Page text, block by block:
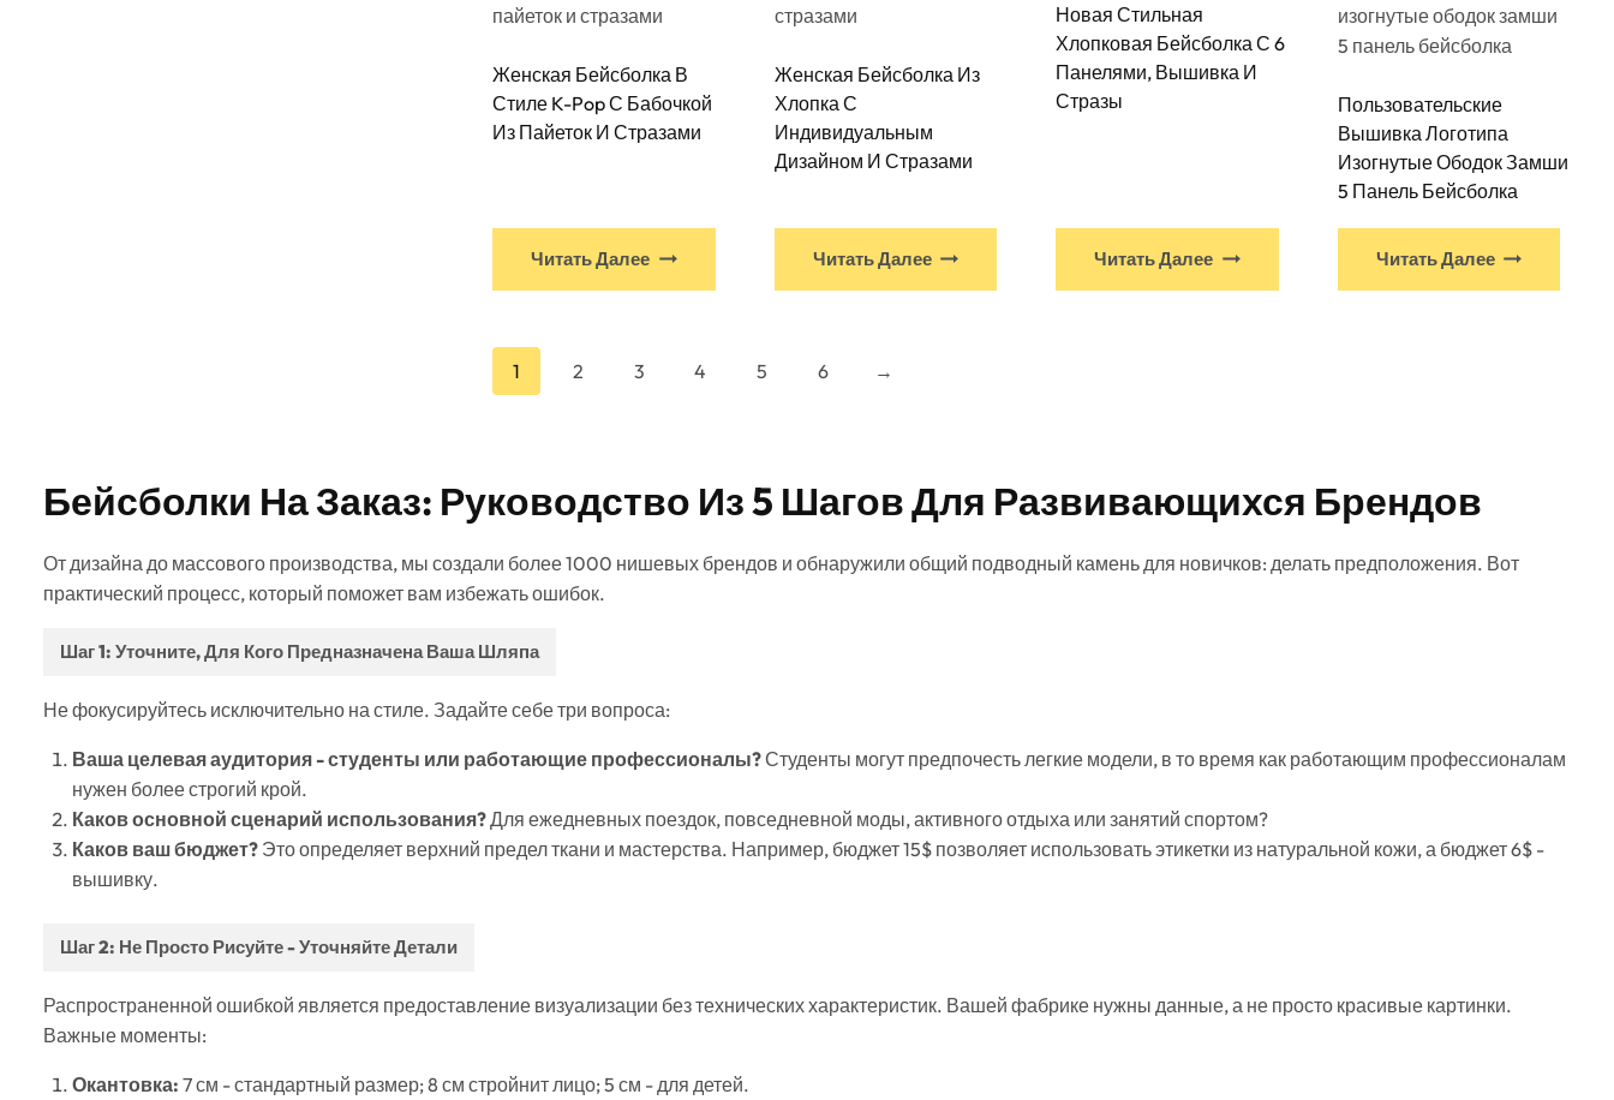
Варианты
выбрать
странице
товара
Варианты
выбрать
Женская Бейсболка В
Стиле K-Pop С Бабочкой
Из Пайеток И Стразами
Читать Далее
Женская Бейсболка Из
Хлопка С
Индивидуальным
Дизайном И Стразами
Читать Далее
Новая Стильная
Хлопковая Бейсболка С 6
Панелями, Вышивка И
Стразы
Читать Далее
Пользовательские
Вышивка Логотипа
Изогнутые Ободок Замши
5 Панель Бейсболка
Читать Далее
1 2 3 4 5 6 →
Бейсболки На Заказ: Руководство Из 5 Шагов Для Развивающихся Брендов
От дизайна до массового производства, мы создали более 1000 нишевых брендов и обнаружили общий подводный камень для новичков: делать предположения. Вот
практический процесс, который поможет вам избежать ошибок.
Шаг 1: Уточните, Для Кого Предназначена Ваша Шляпа
Не фокусируйтесь исключительно на стиле. Задайте себе три вопроса:
Ваша целевая аудитория - студенты или работающие профессионалы?Студенты могут предпочесть легкие модели, в то время как работающим профессионалам
нужен более строгий крой.
Каков основной сценарий использования?Для ежедневных поездок, повседневной моды, активного отдыха или занятий спортом?
Каков ваш бюджет? Это определяет верхний предел ткани и мастерства. Например, бюджет 15$ позволяет использовать этикетки из натуральной кожи, а бюджет 6$ -
вышивку.
Шаг 2: Не Просто Рисуйте - Уточняйте Детали
Распространенной ошибкой является предоставление визуализации без технических характеристик. Вашей фабрике нужны данные, а не просто красивые картинки.
Важные моменты:
Окантовка: 7 см - стандартный размер; 8 см стройнит лицо; 5 см - для детей.